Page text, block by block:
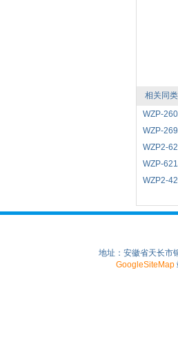
相关同类
WZP-
WZP-
WZP2-
WZP-
WZP2-
地址：安徽省天长市
GoogleSiteMap